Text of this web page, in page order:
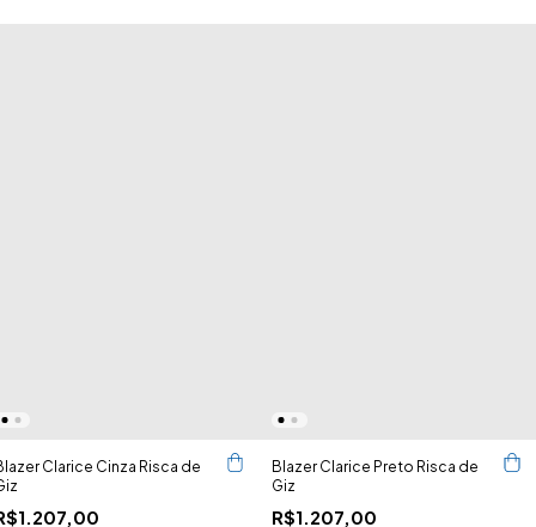
Clarice Cinza Risca de
Blazer Clarice Preto Risca de
Giz
R$1.207,00